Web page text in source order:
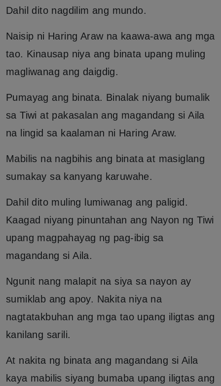
Dahil dito nagdilim ang mundo.
Naisip ni Haring Araw na kaawa-awa ang mga
tao. Kinausap niya ang binata upang muling
magliwanag ang daigdig.
Pumayag ang binata. Binalak niyang bumalik
sa Tiwi at pakasalan ang magandang si Aila
na lingid sa kaalaman ni Haring Araw.
Mabilis na nagbihis ang binata at masiglang
sumakay sa kanyang karuwahe.
Dahil dito muling lumiwanag ang paligid.
Kaagad niyang pinuntahan ang Nayon ng Tiwi
upang magpahayag ng pag-ibig sa
magandang si Aila.
Ngunit nang malapit na siya sa nayon ay
sumiklab ang apoy. Nakita niya na
nagtatakbuhan ang mga tao upang iligtas ang
kanilang sarili.
At nakita ng binata ang magandang si Aila
kaya mabilis siyang bumaba upang iligtas ang